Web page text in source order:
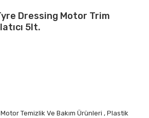
Dressing Motor Trim
5lt.
Motor Temizlik Ve Bakım Ürünleri ,Plastik